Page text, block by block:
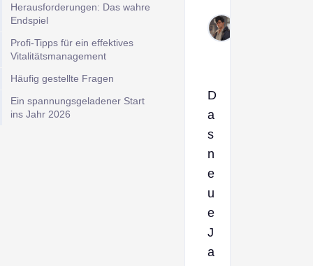
Herausforderungen: Das wahre
Endspiel
Profi-Tipps für ein effektives
Vitalitätsmanagement
Häufig gestellte Fragen
Ein spannungsgeladener Start
ins Jahr 2026
D
a
s
n
e
u
e
J
a